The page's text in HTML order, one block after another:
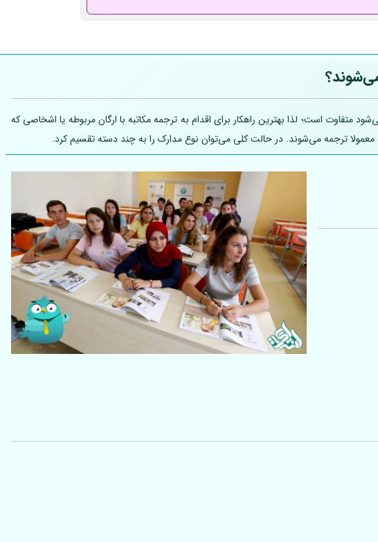
است؛ لذا بهترین راهکار برای اقدام به ترجمه مکاتبه با ارگان مربوطه یا اشخاصی که
معمولا ترجمه می‌شوند. در حالت کلی می‌توان نوع مدارک را به چند دسته تقسیم کرد.